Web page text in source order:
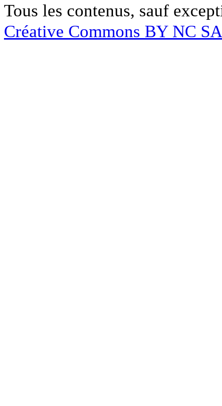
Tous les contenus, sauf
Créative Commons BY NC SA